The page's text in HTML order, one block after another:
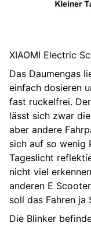
XIAOMI Electric
Das Daumengas
einfach dosieren
fast ruckelfrei.
lässt sich zwar
aber andere
sich auf so wenig
Tageslicht
nicht viel
anderen E
soll das Fahren ja
Die Blinker